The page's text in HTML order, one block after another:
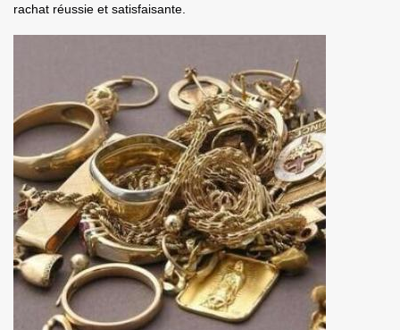
rachat réussie et satisfaisante.